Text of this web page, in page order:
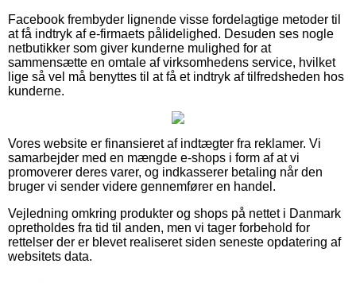
Facebook frembyder lignende visse fordelagtige metoder til
at få indtryk af e-firmaets pålidelighed. Desuden ses nogle
netbutikker som giver kunderne mulighed for at
sammensætte en omtale af virksomhedens service, hvilket
lige så vel må benyttes til at få et indtryk af tilfredsheden hos
kunderne.
Vores website er finansieret af indtægter fra reklamer. Vi
samarbejder med en mængde e-shops i form af at vi
promoverer deres varer, og indkasserer betaling når den
bruger vi sender videre gennemfører en handel.
Vejledning omkring produkter og shops på nettet i Danmark
opretholdes fra tid til anden, men vi tager forbehold for
rettelser der er blevet realiseret siden seneste opdatering af
websitets data.